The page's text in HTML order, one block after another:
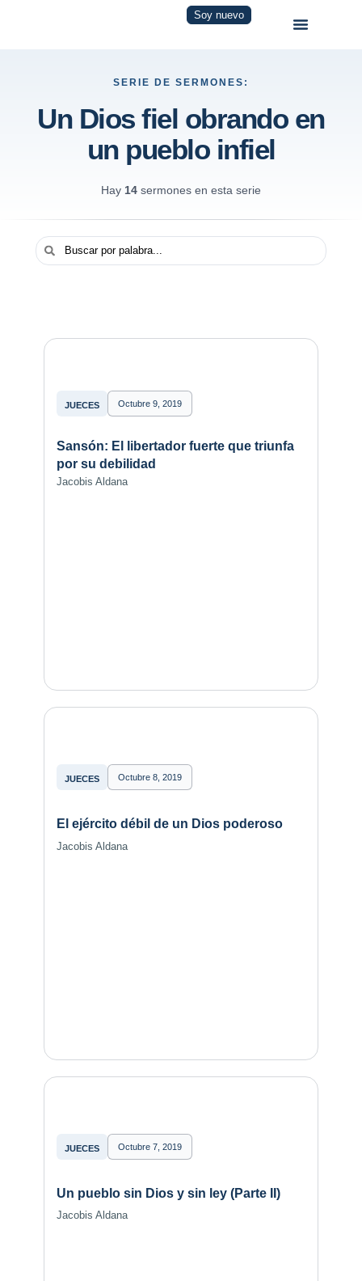
Soy nuevo
SERIE DE SERMONES:
Un Dios fiel obrando en
un pueblo infiel
Hay 14 sermones en esta serie
JUECES Octubre 9, 2019
Sansón: El libertador fuerte que triunfa
por su debilidad
Jacobis Aldana
JUECES Octubre 8, 2019
El ejército débil de un Dios poderoso
Jacobis Aldana
JUECES Octubre 7, 2019
Un pueblo sin Dios y sin ley (Parte II)
Jacobis Aldana